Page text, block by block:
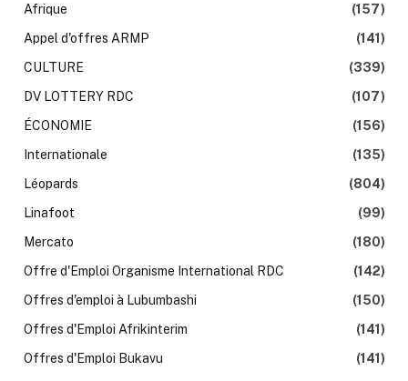
Afrique
(157)
Appel d'offres ARMP
(141)
CULTURE
(339)
DV LOTTERY RDC
(107)
ÉCONOMIE
(156)
Internationale
(135)
Léopards
(804)
Linafoot
(99)
Mercato
(180)
Offre d'Emploi Organisme International RDC
(142)
Offres d'emploi à Lubumbashi
(150)
Offres d'Emploi Afrikinterim
(141)
Offres d'Emploi Bukavu
(141)